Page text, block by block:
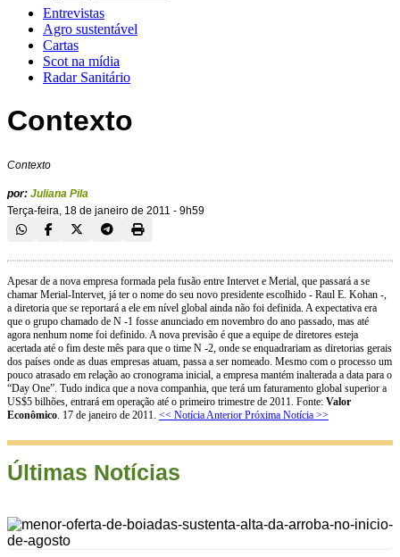
Entrevistas
Agro sustentável
Cartas
Scot na mídia
Radar Sanitário
Contexto
Contexto
por: Juliana Pila
Terça-feira, 18 de janeiro de 2011 - 9h59
Apesar de a nova empresa formada pela fusão entre Intervet e Merial, que passará a se
chamar Merial-Intervet, já ter o nome do seu novo presidente escolhido - Raul E. Kohan -,
a diretoria que se reportará a ele em nível global ainda não foi definida. A expectativa era
que o grupo chamado de N -1 fosse anunciado em novembro do ano passado, mas até
agora nenhum nome foi definido. A nova previsão é que a equipe de diretores esteja
acertada até o fim deste mês para que o time N -2, onde se enquadrariam as diretorias gerais
dos países onde as duas empresas atuam, passa a ser nomeado. Mesmo com o processo um
pouco atrasado em relação ao cronograma inicial, a empresa mantém inalterada a data para o
“Day One”. Tudo indica que a nova companhia, que terá um faturamento global superior a
US$5 bilhões, entrará em operação até o primeiro trimestre de 2011. Fonte: Valor
Econômico. 17 de janeiro de 2011. << Notícia Anterior Próxima Notícia >>
Últimas Notícias